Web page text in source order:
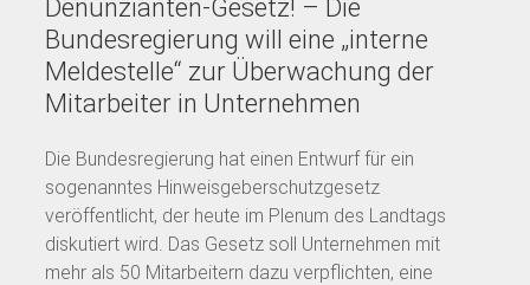
Denunzianten-Gesetz! – Die
Bundesregierung will eine „interne
Meldestelle“ zur Überwachung der
Mitarbeiter in Unternehmen
Die Bundesregierung hat einen Entwurf für ein
sogenanntes Hinweisgeberschutzgesetz
veröffentlicht, der heute im Plenum des Landtags
diskutiert wird. Das Gesetz soll Unternehmen mit
mehr als 50 Mitarbeitern dazu verpflichten, eine